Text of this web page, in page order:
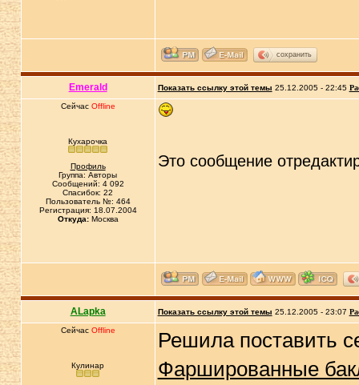
сохранить
Emerald Показать ссылку этой темы 25.12.2005 - 22:45
Сейчас Offline
Кухарочка
Профиль
Группа: Авторы
Сообщений: 4 092
Спасибок: 22
Пользователь №: 464
Регистрация: 18.07.2004
Откуда:Москва
Это сообщение
ALapka Показать ссылку этой темы 25.12.2005 - 23:07
Сейчас Offline
Кулинар
Решила поставить
Фаршированные